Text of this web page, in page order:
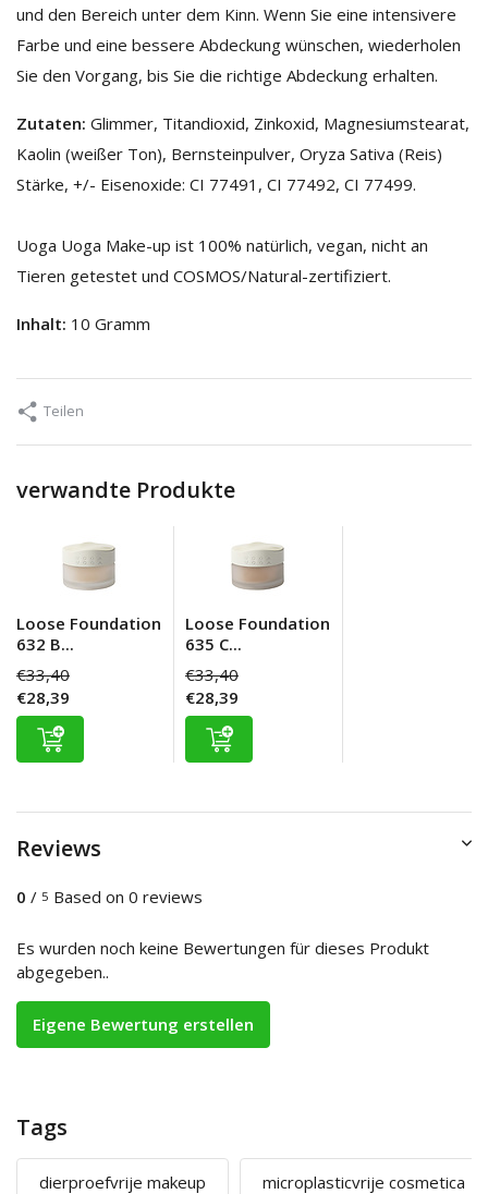
und den Bereich unter dem Kinn. Wenn Sie eine intensivere
Farbe und eine bessere Abdeckung wünschen, wiederholen
Sie den Vorgang, bis Sie die richtige Abdeckung erhalten.
Zutaten: Glimmer, Titandioxid, Zinkoxid, Magnesiumstearat,
Kaolin (weißer Ton), Bernsteinpulver, Oryza Sativa (Reis)
Stärke, +/- Eisenoxide: CI 77491, CI 77492, CI 77499.
Uoga Uoga Make-up ist 100% natürlich, vegan, nicht an
Tieren getestet und COSMOS/Natural-zertifiziert.
Inhalt: 10 Gramm
Teilen
verwandte Produkte
Loose Foundation
632 B...
€33,40
€28,39
Loose Foundation
635 C...
€33,40
€28,39
Reviews
0 / 5 Based on 0 reviews
Es wurden noch keine Bewertungen für dieses Produkt
abgegeben..
Eigene Bewertung erstellen
Tags
dierproefvrije makeup microplasticvrije cosmetica